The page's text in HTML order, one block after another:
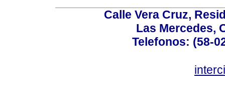
Calle Vera Cruz,
Las Mercedes,
Telefonos: (58-